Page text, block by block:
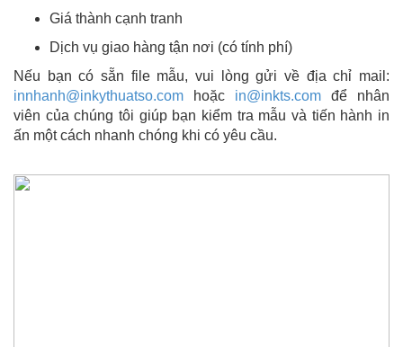
Giá thành cạnh tranh
Dịch vụ giao hàng tận nơi (có tính phí)
Nếu bạn có sẵn file mẫu, vui lòng gửi về địa chỉ mail:
innhanh@inkythuatso.com hoặc in@inkts.com để nhân
viên của chúng tôi giúp bạn kiểm tra mẫu và tiến hành in
ấn một cách nhanh chóng khi có yêu cầu.